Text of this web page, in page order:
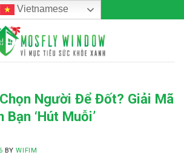
Vietnamese
Người Để Đốt? Giải Mã
Bạn ‘Hút Muỗi’
BYWIFIM